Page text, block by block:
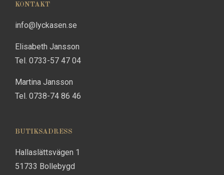
KONTAKT
info@lyckasen.se
Elisabeth Jansson
Tel. 0733-57 47 04
Martina Jansson
Tel. 0738-74 86 46
BUTIKSADRESS
Hallaslättsvägen 1
51733 Bollebygd